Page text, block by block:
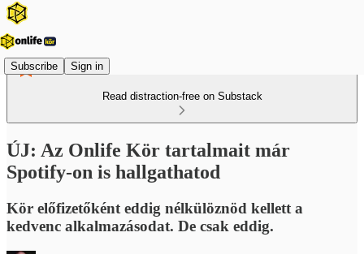
Subscribe Sign in
Read distraction-free on Substack
ÚJ: Az Onlife Kör tartalmait már
Spotify-on is hallgathatod
Kör előfizetőként eddig nélkülöznöd kellett a
kedvenc alkalmazásodat. De csak eddig.